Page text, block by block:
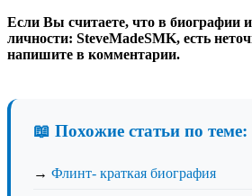
Если Вы считаете, что в биографии
личности: SteveMadeSMK, есть
напишите в комментарии.
📖 Похожие статьи по теме:
→ Флинт- краткая биография